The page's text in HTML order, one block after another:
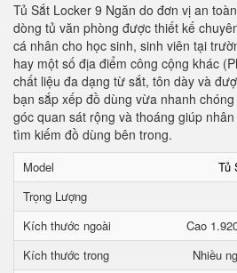
Tủ Sắt Locker 9 Ngăn do đơn vị an
dòng tủ văn phòng được thiết kế
cá nhân cho học sinh, sinh viên tại
hay một số địa điểm công cộng khác
chất liệu đa dạng từ sắt, tôn dày và
bạn sắp xếp đồ dùng vừa nhanh
góc quan sát rộng và thoáng giúp
tìm kiếm đồ dùng bên trong.
Model
Tủ
Trọng Lượng
Kích thước ngoài
Cao
Kích thước trong
Nhiều